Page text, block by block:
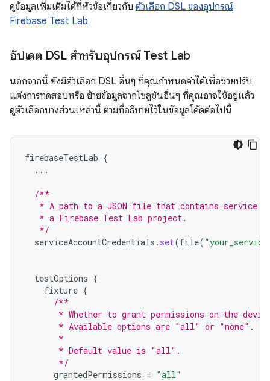
ดูข้อมูลเพิ่มเติมได้ที่หัวข้อเกี่ยวกับ ตัวเลือก DSL ของอุปกรณ์
Firebase Test Lab
อัปเดต DSL สำหรับอุปกรณ์ Test Lab
นอกจากนี้ ยังมีตัวเลือก DSL อื่นๆ ที่คุณกำหนดค่าได้เพื่อช่วยปรับ
แต่งการทดสอบหรือ ย้ายข้อมูลจากโซลูชันอื่นๆ ที่คุณอาจใช้อยู่แล้ว
ดูตัวเลือกบางส่วนเหล่านี้ ตามที่อธิบายไว้ในข้อมูลโค้ดต่อไปนี้
firebaseTestLab {
...
/**
* A path to a JSON file that contains service
   * a Firebase Test Lab project.
   */
serviceAccountCredentials . set(file(
testOptions {
fixture {
/**
* Whether to grant permissions on the
       * Available options are "all" or "none".
       *
       * Default value is "all".
       */
grantedPermissions = "all"